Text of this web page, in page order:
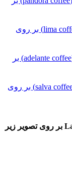
برای خرید قهوه لیما 70 درصد عربیکا (lima coffee) بر روی
برای خرید قهوه آدلانته 55 درصد عربیکا (adelante coffee) بر
برای خرید قهوه سالوا 30 درصد عربیکا (salva coffee) بر روی
برای خرید قهوه مناسب برای لاته آرت Latte Art بر روی تصویر زیر